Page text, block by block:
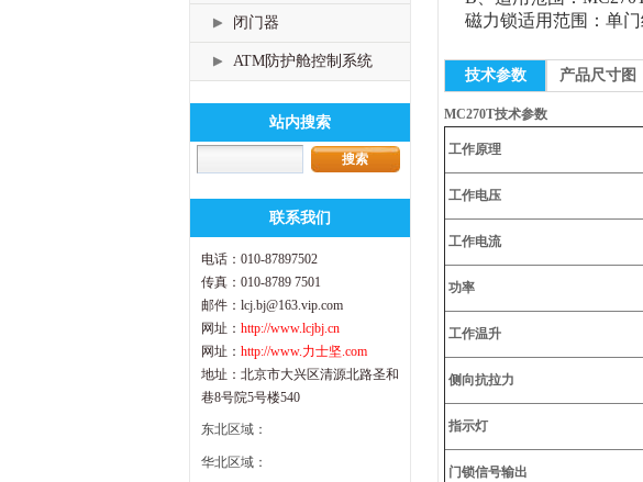
闭门器
ATM防护舱控制系统
站内搜索
联系我们
电话：010-87897502
传真：010-8789 7501
邮件：lcj.bj@163.vip.com
网址： http://www.lcjbj.cn
网址： http://www.力士坚.com
地址：北京市大兴区清源北路圣和
巷8号院5号楼540
东北区域：
华北区域：
磁力锁适用范围：单
技术参数 产品尺寸图
MC270T技术参数
工作原理
工作电压
工作电流
功率
工作温升
侧向抗拉力
指示灯
门锁信号输出